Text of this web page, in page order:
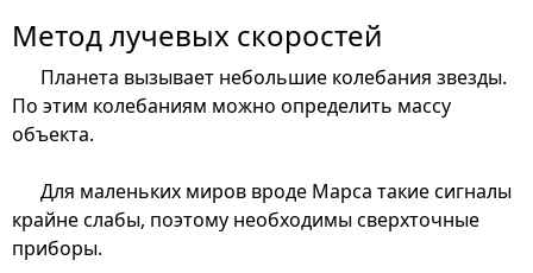
Метод лучевых скоростей
Планета вызывает небольшие колебания звезды.
По этим колебаниям можно определить массу
объекта.
Для маленьких миров вроде Марса такие сигналы
крайне слабы, поэтому необходимы сверхточные
приборы.